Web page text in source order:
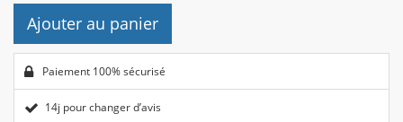
Ajouter au panier
Paiement 100% sécurisé
14j pour changer d’avis